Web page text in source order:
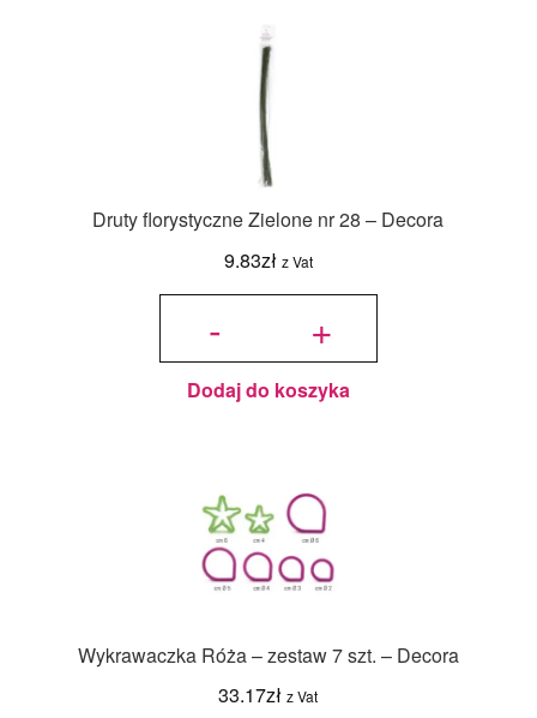
Druty florystyczne Zielone nr 28 – Decora
9.83zł z Vat
-
ilość Druty
28 - Decora +
Dodaj do koszyka
Wykrawaczka Róża – zestaw 7 szt. – Decora
33.17zł z Vat